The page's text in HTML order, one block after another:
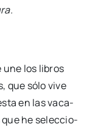
une los libros
que sólo vive
en las vaca­
que he selec­cio­